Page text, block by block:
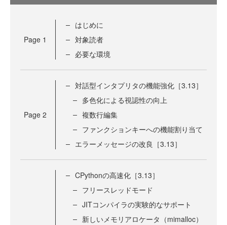
Page 1
はじめに
対象読者
必要な環境
Page 2
対話型インタプリタの機能強化［3.13］
多色化による視認性の向上
複数行編集
ファンクションキーへの機能割り当て
エラーメッセージの改良［3.13］
CPythonの高速化［3.13］
フリースレッドモード
JITコンパイラの実験的なサポート
新しいメモリアロケータ（mimalloc）